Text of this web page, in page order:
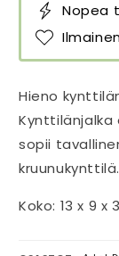
Nopea
Hieno
sopii
kruunukynttilä.
Koko: 13 x 9 x